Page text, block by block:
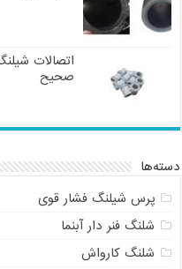
اتصالات
صحیح
دسته‌ها
پرس شیلنگ فشار قوی
شلنگ فنر دار آبنما
شلنگ کارواش